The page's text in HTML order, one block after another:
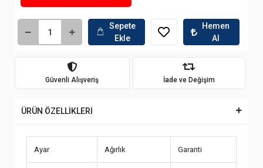
Sepete
Ekle
Hemen
Al
Güvenli Alışveriş İade ve Değişim
ÜRÜN ÖZELLİKLERİ
Ayar Ağırlık Garanti